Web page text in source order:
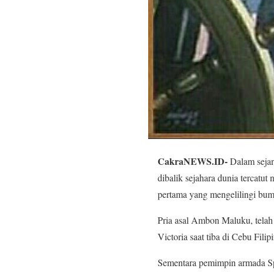
CakraNEWS.ID-Dalam
dibalik sejahara dunia tercatut
pertama yang mengelilingi
Pria asal Ambon Maluku,
Victoria saat tiba di Cebu
Sementara pemimpin armada